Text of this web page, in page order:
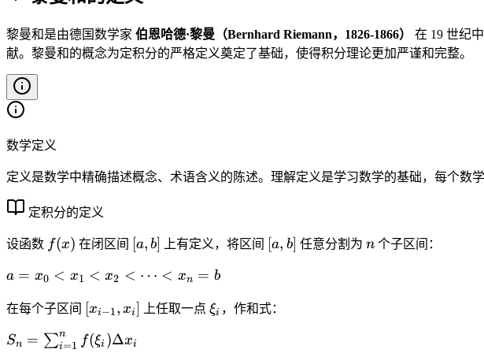
黎曼和是由德国数学家 伯恩哈德·黎曼（Bernhard Riemann，1826-1866）
在 19 世纪
献。黎曼和的概念为定积分的严格定义奠定了基础，使得积分理论更加严谨和完整。
数学定义
定义是数学中精确描述概念、术语含义的陈述。理解定义是学习数学的基础，每个数
定积分的定义
设函数 f
x
f(x) 在闭区间 [
,
]
[a, b] 上有定义，将区间 [
]
[a, b] 任意分割为 n
n个子区间：
a
x
_
0
a = x0 < x1 < x2 < ⋯ < xn = b
在每个子区间 [
_
[xi−1, xi] 上任取一点\
ξi ，作和式：
S
Sn = ∑i=1
n f(ξi )Δxi